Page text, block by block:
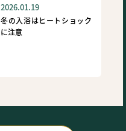
2026.01.19
冬の入浴はヒートショック
に注意